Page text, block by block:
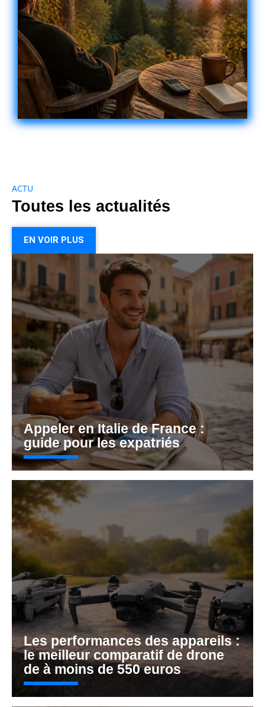
ACTU
Toutes les actualités
EN VOIR PLUS
Appeler en Italie de France :
guide pour les expatriés
Les performances des appareils :
le meilleur comparatif de drone
de à moins de 550 euros